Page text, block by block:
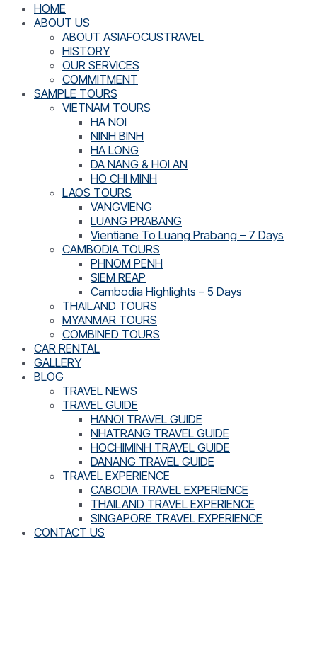
HOME
ABOUT US
ABOUT ASIAFOCUSTRAVEL
HISTORY
OUR SERVICES
COMMITMENT
SAMPLE TOURS
VIETNAM TOURS
HA NOI
NINH BINH
HA LONG
DA NANG & HOI AN
HO CHI MINH
LAOS TOURS
VANGVIENG
LUANG PRABANG
Vientiane To Luang Prabang – 7 Days
CAMBODIA TOURS
PHNOM PENH
SIEM REAP
Cambodia Highlights – 5 Days
THAILAND TOURS
MYANMAR TOURS
COMBINED TOURS
CAR RENTAL
GALLERY
BLOG
TRAVEL NEWS
TRAVEL GUIDE
HANOI TRAVEL GUIDE
NHATRANG TRAVEL GUIDE
HOCHIMINH TRAVEL GUIDE
DANANG TRAVEL GUIDE
TRAVEL EXPERIENCE
CABODIA TRAVEL EXPERIENCE
THAILAND TRAVEL EXPERIENCE
SINGAPORE TRAVEL EXPERIENCE
CONTACT US